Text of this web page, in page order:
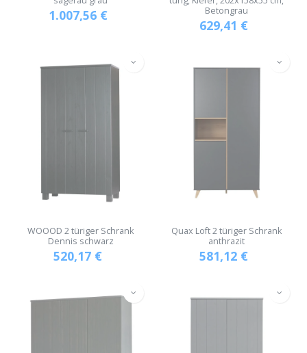
1.007,56€
Betongrau
629,41 €
WOOOD 2 türiger Schrank
Dennis schwarz
520,17 €
Quax Loft 2 türiger Schrank
anthrazit
581,12 €